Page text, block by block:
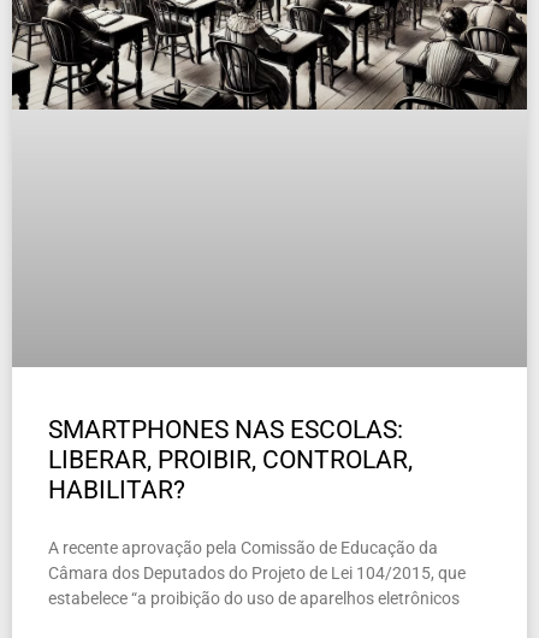
SMARTPHONES NAS ESCOLAS:
LIBERAR, PROIBIR, CONTROLAR,
HABILITAR?
A recente aprovação pela Comissão de Educação da
Câmara dos Deputados do Projeto de Lei 104/2015, que
estabelece “a proibição do uso de aparelhos eletrônicos